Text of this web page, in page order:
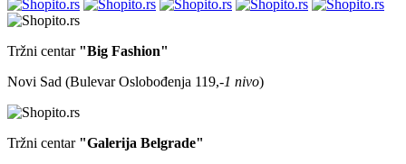
Tržni centar "Big Fashion"
Novi Sad (Bulevar Oslobođenja 119,-1 nivo)
Tržni centar "Galerija Belgrade"